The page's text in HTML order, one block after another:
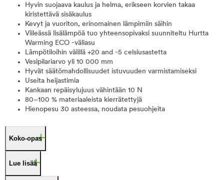
Hyvin suojaava kaulus ja helma, erikseen korvien takaa
kiristettävä sisäkaulus
Kevyt ja vuoriton, erinomainen lämpimiin säihin
Viileässä lisälämpöä tuo yhteensopivaksi suunniteltu Hurtta
Warming ECO -väliasu
Lämpötiloihin välillä +20 and -5 celsiusastetta
Vesipilariarvo yli 10 000 mm
Hyvät säätömahdollisuudet istuvuuden varmistamiseksi
Useita heijastimia
Kankaan repäisylujuus vähintään 10 N
80–100 % materiaaleista kierrätettyjä
Hienopesu 30 asteessa, noudata pesuohjeita
Koko-opas
Lue lisää